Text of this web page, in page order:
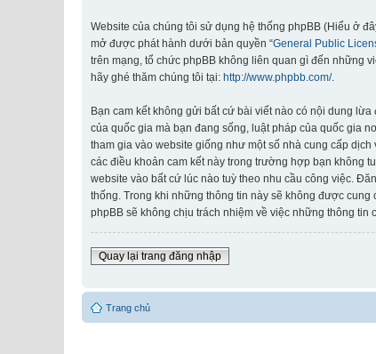
Website của chúng tôi sử dụng hệ thống phpBB (Hiểu ở
mở được phát hành dưới bản quyền “General Public
trên mạng, tổ chức phpBB không liên quan gì đến những
hãy ghé thăm chúng tôi tại: http://www.phpbb.com/.
Bạn cam kết không gửi bất cứ bài viết nào có nội dung
của quốc gia mà bạn đang sống, luật pháp của quốc gia
tham gia vào website giống như một số nhà cung cấp
các điều khoản cam kết này trong trường hợp bạn không
website vào bất cứ lúc nào tuỳ theo nhu cầu công việc.
thống. Trong khi những thông tin này sẽ không được
phpBB sẽ không chịu trách nhiệm về việc những thông
Quay lại trang đăng nhập
Trang chủ